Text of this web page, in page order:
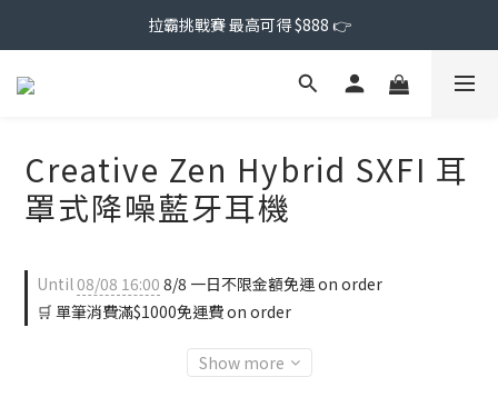
拉霸挑戰賽 最高可得 $888 👉
Creative Zen Hybrid SXFI 耳
罩式降噪藍牙耳機
Until08/08 16:00 8/8 一日不限金額免運 on order
🛒 單筆消費滿$1000免運費 on order
Show more